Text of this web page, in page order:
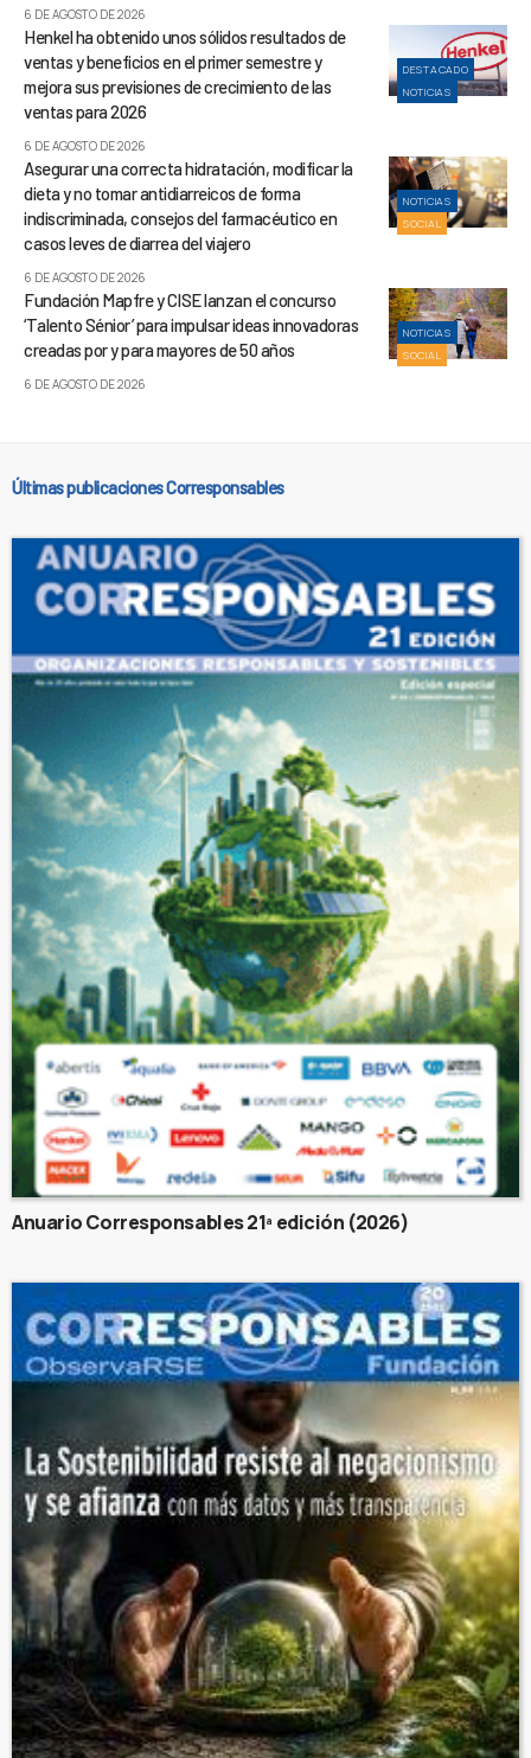
6 DE AGOSTO DE 2026
DESTACADO
NOTICIAS
Henkel ha obtenido unos sólidos resultados de
ventas y beneficios en el primer semestre y
mejora sus previsiones de crecimiento de las
ventas para 2026
6 DE AGOSTO DE 2026
NOTICIAS
SOCIAL
Asegurar una correcta hidratación, modificar la
dieta y no tomar antidiarreicos de forma
indiscriminada, consejos del farmacéutico en
casos leves de diarrea del viajero
6 DE AGOSTO DE 2026
NOTICIAS
SOCIAL
Fundación Mapfre y CISE lanzan el concurso
‘Talento Sénior’ para impulsar ideas innovadoras
creadas por y para mayores de 50 años
6 DE AGOSTO DE 2026
Últimas publicaciones Corresponsables
Anuario Corresponsables 21ª edición (2026)